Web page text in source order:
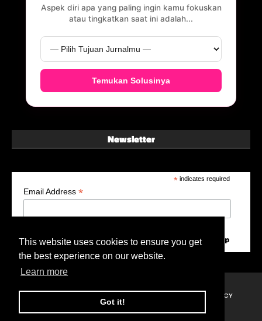
This website uses cookies to ensure you get
the best experience on our website.
Learn more
Got it!
Aspek diri apa yang paling ingin kamu fokuskan
atau tingkatkan saat ini adalah...
Temukan Solusinya
Newsletter
* indicates required
Email Address *
PRIVACY POLICY